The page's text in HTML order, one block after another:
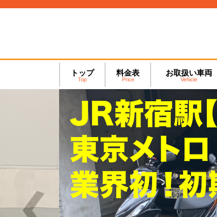
トップ
Top
料金表
Price
お取扱い車両
Vehicle